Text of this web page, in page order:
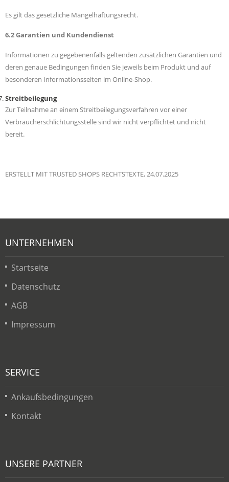
Es gilt das gesetzliche Mängelhaftungsrecht.
6.2 Garantien und Kundendienst
Informationen zu gegebenenfalls geltenden zusätzlichen Garantien und
deren genaue Bedingungen finden Sie jeweils beim Produkt und auf
besonderen Informationsseiten im Online-Shop.
Streitbeilegung
Zur Teilnahme an einem Streitbeilegungsverfahren vor einer
Verbraucherschlichtungsstelle sind wir nicht verpflichtet und nicht
bereit.
ERSTELLT MIT TRUSTED SHOPS RECHTSTEXTE, 24.07.2025
UNTERNEHMEN
Startseite
Datenschutz
AGB
Impressum
SERVICE
Ankaufsbedingungen
Kontakt
UNSERE PARTNER